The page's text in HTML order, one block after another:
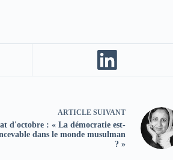
ARTICLE SUIVANT
d'octobre : « La démocratie est-
dans le monde musulman
? »